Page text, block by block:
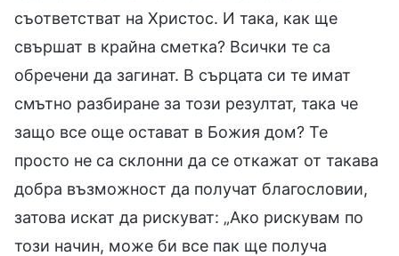
съответстват на Христос. И така, как ще
свършат в крайна сметка? Всички те са
обречени да загинат. В сърцата си те имат
смътно разбиране за този резултат, така че
защо все още остават в Божия дом? Те
просто не са склонни да се откажат от такава
добра възможност да получат благословии,
затова искат да рискуват: „Ако рискувам по
този начин, може би все пак ще получа